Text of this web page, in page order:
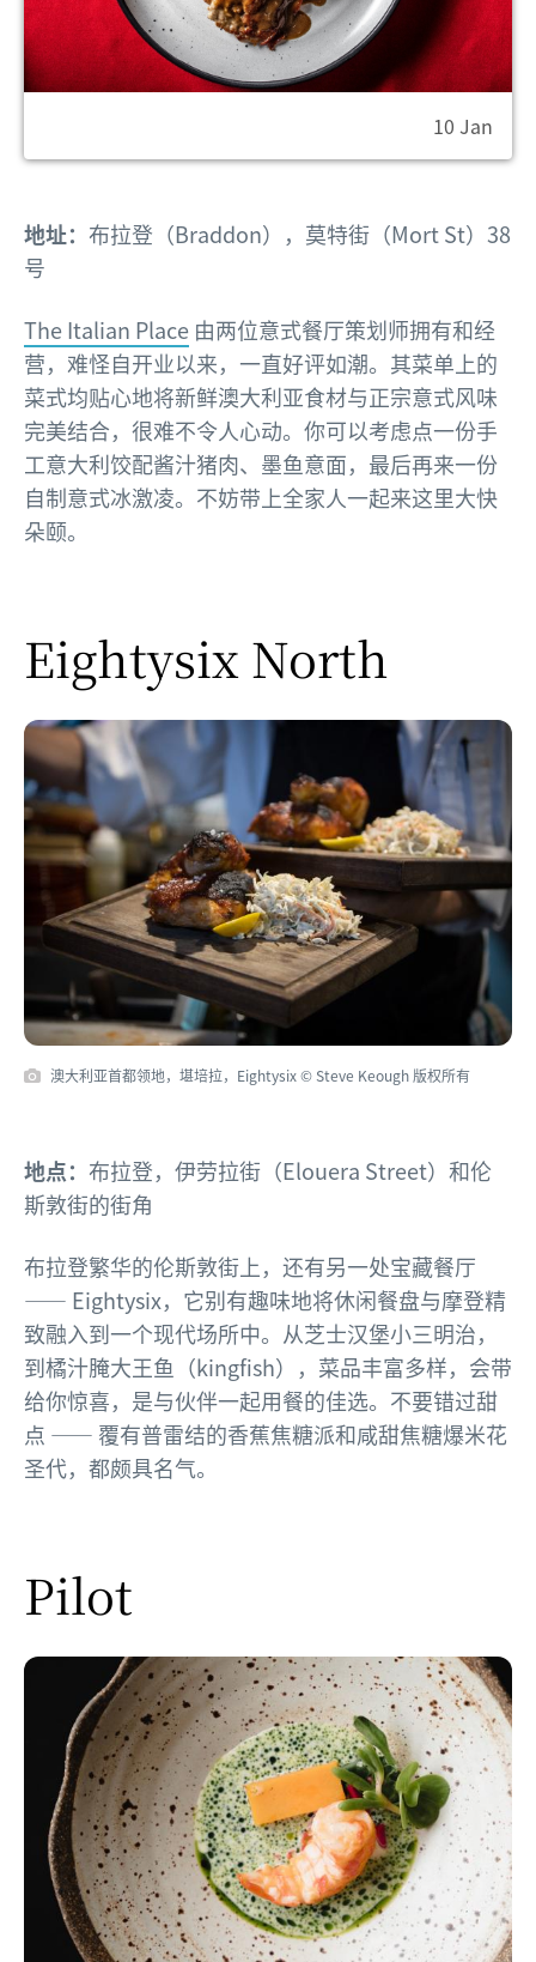
10 Jan
地址： 布拉登（Braddon），莫特街（Mort St）38
号
The Italian Place 由两位意式餐厅策划师拥有和经
营，难怪自开业以来，一直好评如潮。其菜单上的
菜式均贴心地将新鲜澳大利亚食材与正宗意式风味
完美结合，很难不令人心动。你可以考虑点一份手
工意大利饺配酱汁猪肉、墨鱼意面，最后再来一份
自制意式冰激凌。不妨带上全家人一起来这里大快
朵颐。
Eightysix North
澳大利亚首都领地，堪培拉，Eightysix © Steve Keough 版权所有
地点： 布拉登，伊劳拉街（Elouera Street）和伦
斯敦街的街角
布拉登繁华的伦斯敦街上，还有另一处宝藏餐厅
—— Eightysix，它别有趣味地将休闲餐盘与摩登精
致融入到一个现代场所中。从芝士汉堡小三明治，
到橘汁腌大王鱼（kingfish），菜品丰富多样，会带
给你惊喜，是与伙伴一起用餐的佳选。不要错过甜
点 —— 覆有普雷结的香蕉焦糖派和咸甜焦糖爆米花
圣代，都颇具名气。
Pilot